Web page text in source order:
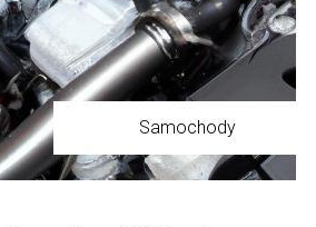
Samochody